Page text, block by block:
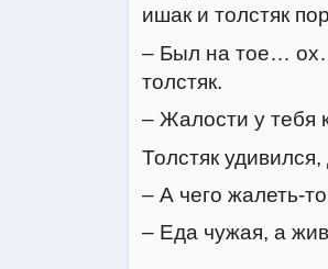
ишак и толстяк
– Был на тое…
толстяк.
– Жалости у тебя
Толстяк
– А чего жалеть-
– Еда чужая, а